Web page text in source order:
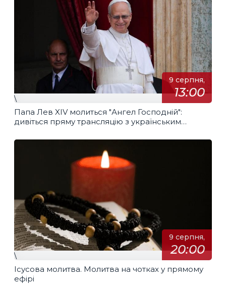
9 серпня,
13:00
\
Папа Лев XIV молиться "Ангел Господній":
дивіться пряму трансляцію з українським
9 серпня,
20:00
\
Ісусова молитва. Молитва на чотках у прямому
ефірі